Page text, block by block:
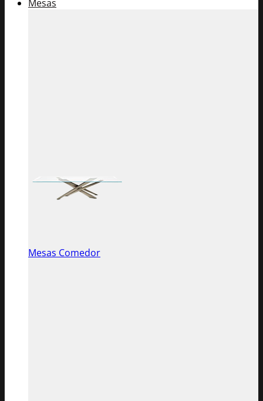
Mesas
Mesas Comedor